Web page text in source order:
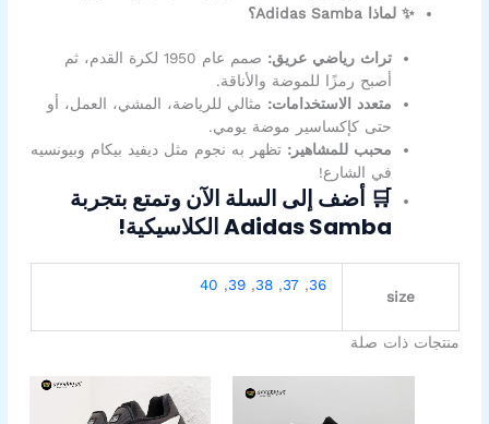
✨ لماذا Adidas Samba؟
تراث رياضي عريق:
صمم عام 1950 لكرة القدم، ثم
أصبح رمزًا للموضة والأناقة.
متعدد الاستخدامات: مثالي للرياضة، المشي، العمل، أو
حتى كإكساسير موضة يومي.
محبب للمشاهير: تظهر به نجوم مثل ديفيد بيكام وبيونسيه
في الشارع!
🛒 أضف إلى السلة الآن وتمتع بتجربة
Adidas Samba الكلاسيكية!
size
36
,
37
,
38
,
39
,
40
منتجات ذات صلة
هناك
السعر
الأصلي
هو:
هو:
هناك
العديد